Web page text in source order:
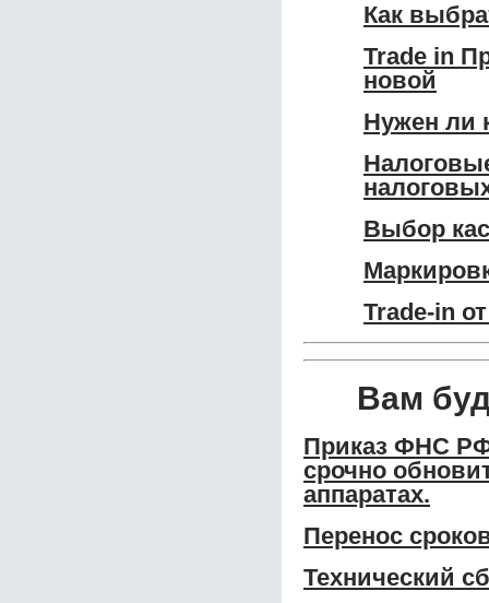
Как
Trade in
новой
Нужен ли
Выбор
Trade-in
Вам
Приказ ФНС
срочно
аппаратах.
Перенос
Технический